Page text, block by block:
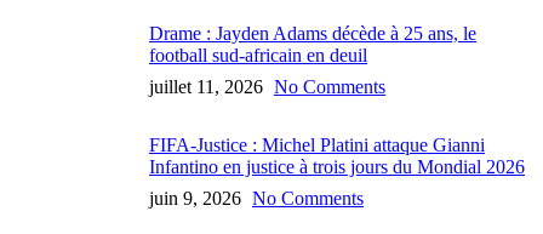
Drame : Jayden Adams décède à 25 ans, le
football sud-africain en deuil
juillet 11, 2026 No Comments
FIFA-Justice : Michel Platini attaque Gianni
Infantino en justice à trois jours du Mondial 2026
juin 9, 2026 No Comments